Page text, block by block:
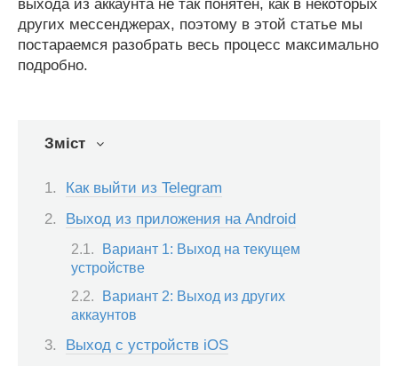
выхода из аккаунта не так понятен, как в некоторых
других мессенджерах, поэтому в этой статье мы
постараемся разобрать весь процесс максимально
подробно.
Зміст
Как выйти из Telegram
Выход из приложения на Android
Вариант 1: Выход на текущем
устройстве
Вариант 2: Выход из других
аккаунтов
Выход с устройств iOS